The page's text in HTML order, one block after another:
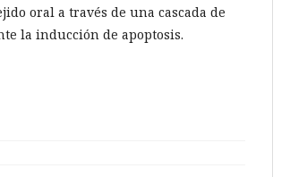
oral a través de una cascada de
la inducción de apoptosis.